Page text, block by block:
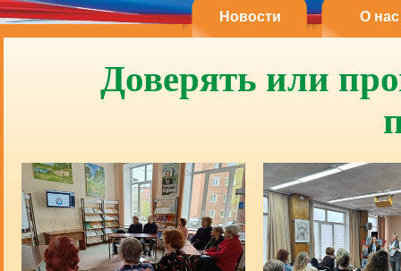
Новости О нас
Доверять или